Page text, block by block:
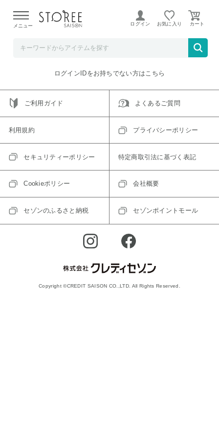
よる配送遅延が発生しております。
メニュー ログイン お気に入り
ご指定のアイテムは取り扱い終了、またはただいま取り扱い
トップへ戻る
ログインIDをお持ちでない方はこちら
ご利用ガイド よくあるご質問
利用規約 プライバシーポリシー
セキュリティーポリシー 特定商取引法に基づく表記
Cookieポリシー 会社概要
セゾンのふるさと納税 セゾンポイントモール
Copyright ©CREDIT SAISON CO.,LTD. All Rights Reserved.